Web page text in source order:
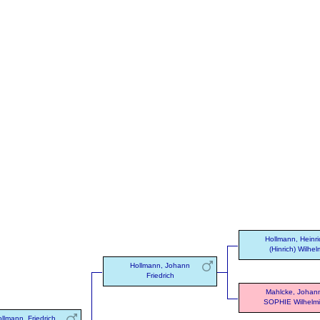
Friedrich
Hollmann, Johann
Friedrich
Hollmann,
(Hinrich)
Mahlcke,
SOPHIE